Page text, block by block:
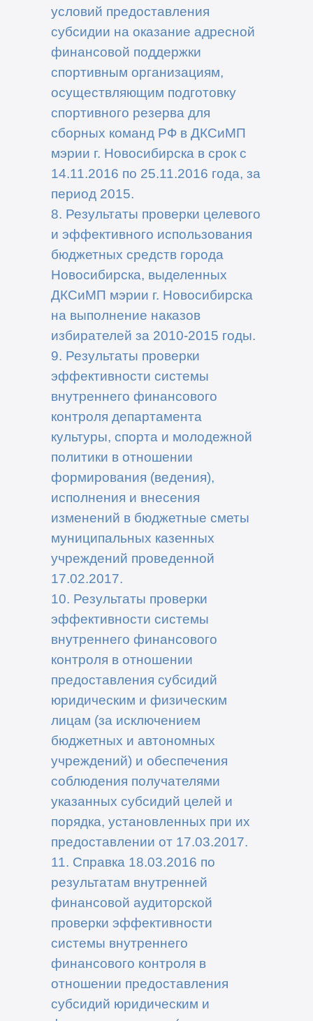
условий предоставления
субсидии на оказание адресной
финансовой поддержки
спортивным организациям,
осуществляющим подготовку
спортивного резерва для
сборных команд РФ в ДКСиМП
мэрии г. Новосибирска в срок с
14.11.2016 по 25.11.2016 года, за
период 2015.
8. Результаты проверки целевого
и эффективного использования
бюджетных средств города
Новосибирска, выделенных
ДКСиМП мэрии г. Новосибирска
на выполнение наказов
избирателей за 2010-2015 годы.
9. Результаты проверки
эффективности системы
внутреннего финансового
контроля департамента
культуры, спорта и молодежной
политики в отношении
формирования (ведения),
исполнения и внесения
изменений в бюджетные сметы
муниципальных казенных
учреждений проведенной
17.02.2017.
10. Результаты проверки
эффективности системы
внутреннего финансового
контроля в отношении
предоставления субсидий
юридическим и физическим
лицам (за исключением
бюджетных и автономных
учреждений) и обеспечения
соблюдения получателями
указанных субсидий целей и
порядка, установленных при их
предоставлении от 17.03.2017.
11. Справка 18.03.2016 по
результатам внутренней
финансовой аудиторской
проверки эффективности
системы внутреннего
финансового контроля в
отношении предоставления
субсидий юридическим и